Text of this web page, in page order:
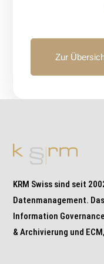
Zur
KRM Swiss sind seit
Datenmanagement.
Information
& Archivierung und